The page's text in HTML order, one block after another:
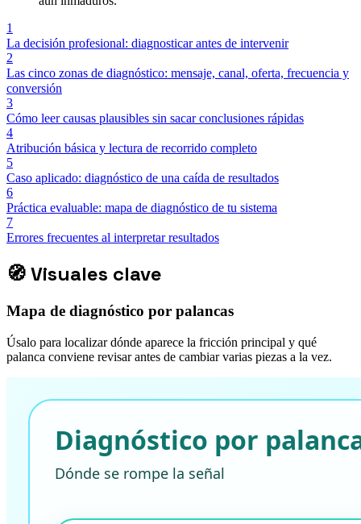
1
La decisión profesional: diagnosticar antes de intervenir
2
Las cinco zonas de diagnóstico: mensaje, canal, oferta, frecuencia y
conversión
3
Cómo leer causas plausibles sin sacar conclusiones rápidas
4
Atribución básica y lectura de recorrido completo
5
Caso aplicado: diagnóstico de una caída de resultados
6
Práctica evaluable: mapa de diagnóstico de tu sistema
7
Errores frecuentes al interpretar resultados
🧭Visuales clave
Mapa de diagnóstico por palancas
Úsalo para localizar dónde aparece la fricción principal y qué
palanca conviene revisar antes de cambiar varias piezas a la vez.